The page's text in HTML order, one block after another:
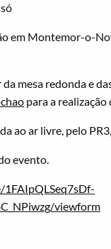
em Montemor-o-
mesa redonda e
para a realização
ao ar livre, pelo
evento.
viewform